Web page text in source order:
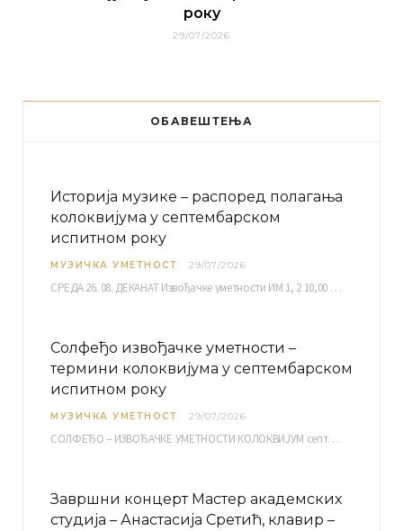
року
29/07/2026
ОБАВЕШТЕЊА
Историја музике – распоред полагања
колоквијума у септембарском
испитном року
МУЗИЧКА УМЕТНОСТ 29/07/2026
СРЕДА 26. 08. ДЕКАНАТ Извођачке уметности ИМ 1, 2 10,00 ИМ 3, 4 10,30 ИМ…
Солфеђо извођачке уметности –
термини колоквијума у септембарском
испитном року
МУЗИЧКА УМЕТНОСТ 29/07/2026
СОЛФЕЂО – ИЗВОЂАЧКЕ УМЕТНОСТИ КОЛОКВИЈУМ септембарски испитни рок четвртак, 03.09.2026. уч. бр. 12 ПИСМЕНИ…
Завршни концерт Мастер академских
студија – Анастасија Сретић, клавир –